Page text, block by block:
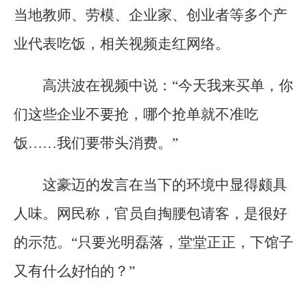
当地教师、劳模、企业家、创业者等多个产
业代表吃饭，相关视频走红网络。
高洪波在视频中说：“今天我来买单，你
们这些企业不要抢，哪个抢单就不准吃
饭……我们要带头消费。”
这豪迈的发言在当下的环境中显得颇具
人味。网民称，官员自掏腰包请客，是很好
的示范。“只要光明磊落，堂堂正正，下馆子
又有什么好怕的？”